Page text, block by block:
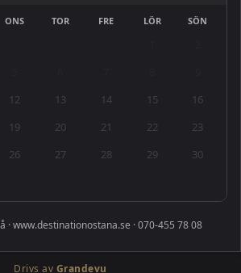
ONS TOR FRE LÖR SÖN
12 13 14 15
16
19 20 21 22
23
26 27 28 29
30
· www.destinationostana.se · 070-455 78 08
Drivs av Grandevu